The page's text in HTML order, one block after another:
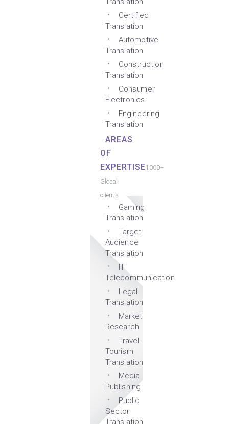
Certified
Translation
Automotive
Translation
Construction
Translation
Consumer
Electronics
Engineering
Translation
AREAS
OF
EXPERTISE1000+
Global
clients
Gaming
Translation
Target
Audience
Translation
IT
Telecommunication
Legal
Translation
Market
Research
Travel-
Tourism
Translation
Media
Publishing
Public
Sector
Translation